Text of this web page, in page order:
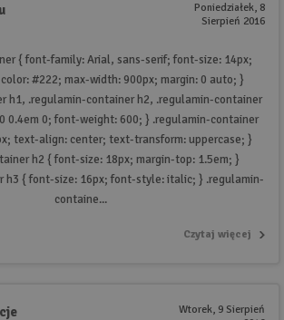
Poniedziałek, 8
Sierpień 2016
{ font-family: Arial, sans-serif; font-size: 14px;
#222; max-width: 900px; margin: 0 auto; }
h1, .regulamin-container h2, .regulamin-container
0.4em 0; font-weight: 600; } .regulamin-container
text-align: center; text-transform: uppercase; }
h2 { font-size: 18px; margin-top: 1.5em; }
h3 { font-size: 16px; font-style: italic; } .regulamin-
containe...
Czytaj więcej
Wtorek, 9 Sierpień